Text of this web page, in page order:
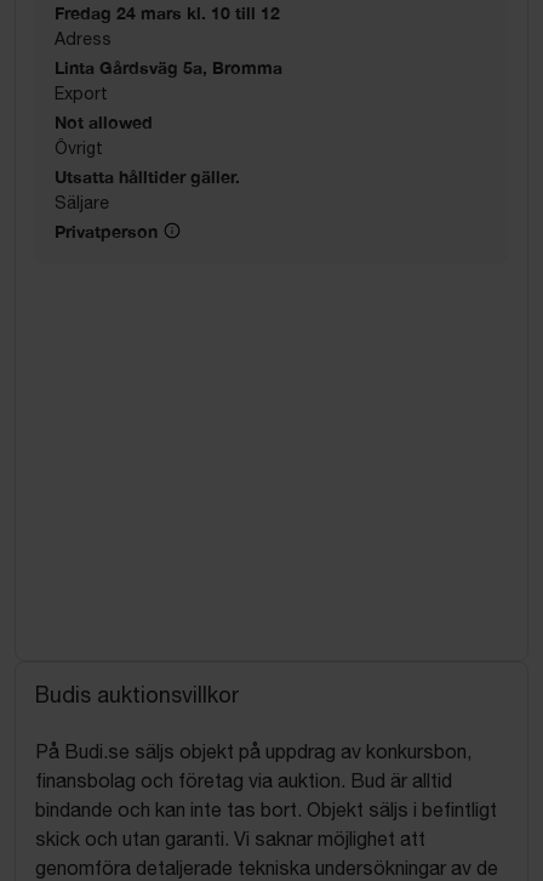
Fredag 24 mars kl. 10 till 12
Adress
Linta Gårdsväg 5a, Bromma
Export
Not allowed
Övrigt
Utsatta hålltider gäller.
Säljare
Privatperson
Budis auktionsvillkor
På Budi.se säljs objekt på uppdrag av konkursbon,
finansbolag och företag via auktion. Bud är alltid
bindande och kan inte tas bort. Objekt säljs i befintligt
skick och utan garanti. Vi saknar möjlighet att
genomföra detaljerade tekniska undersökningar av de